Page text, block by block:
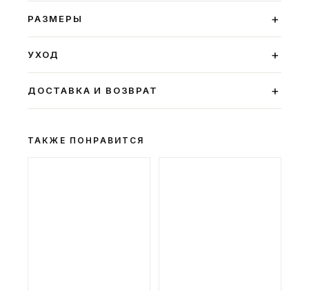
РАЗМЕРЫ +
УХОД +
ДОСТАВКА И ВОЗВРАТ +
ТАКЖЕ ПОНРАВИТСЯ